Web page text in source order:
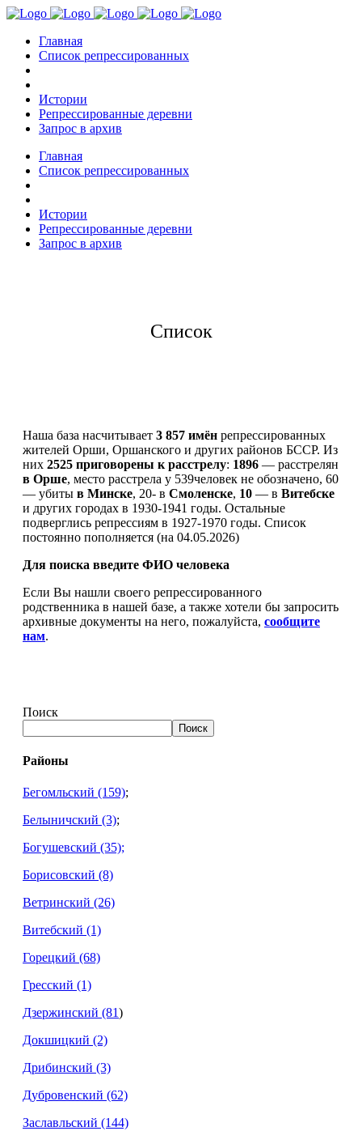
Главная
Список репрессированных
Истории
Репрессированные деревни
Запрос в архив
Главная
Список репрессированных
Истории
Репрессированные деревни
Запрос в архив
Список
Наша база насчитывает 3 857 имён репрессированных
жителей Орши, Оршанского и других районов БССР. Из
них 2525 приговорены к расстрелу: 1896 — расстрелян
в Орше, место расстрела у 539человек не обозначено, 60
— убиты в Минске, 20- в Смоленске, 10 — в Витебске
и других городах в 1930-1941 годы. Остальные
подверглись репрессиям в 1927-1970 годы. Список
постоянно пополняется (на 04.05.2026)
Для поиска введите ФИО человека
Если Вы нашли своего репрессированного
родственника в нашей базе, а также хотели бы запросить
архивные документы на него, пожалуйста, сообщите
нам.
Поиск
Поиск
Районы
Бегомльский (159);
Белыничский (3);
Богушевский (35);
Борисовский (8)
Ветринский (26)
Витебский (1)
Горецкий (68)
Гресский (1)
Дзержинский (81)
Докшицкий (2)
Дрибинский (3)
Дубровенский (62)
Заславльский (144)